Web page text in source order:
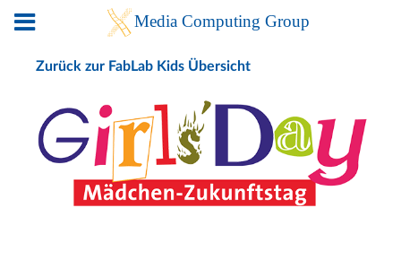
Zurück zur FabLab Kids Übersicht